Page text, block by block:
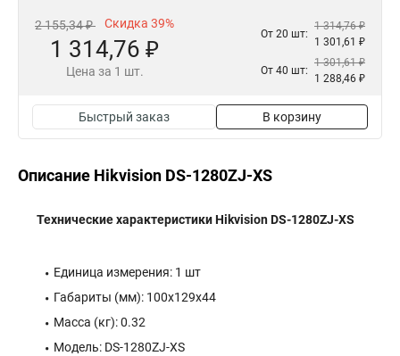
2 155,34 ₽ Скидка 39%
1 314,76 ₽
Цена за 1 шт.
От 20 шт:
1 314,76 ₽
1 301,61 ₽
От 40 шт:
1 301,61 ₽
1 288,46 ₽
Быстрый заказ В корзину
Описание Hikvision DS-1280ZJ-XS
Технические характеристики Hikvision DS-1280ZJ-XS
Единица измерения: 1 шт
Габариты (мм): 100x129x44
Масса (кг): 0.32
Модель: DS-1280ZJ-XS